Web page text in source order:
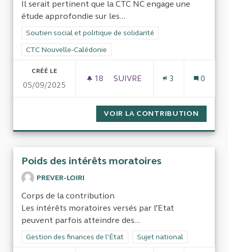
Il serait pertinent que la CTC NC engage une
étude approfondie sur les...
Filtrer les résultats de la catégorie : Soutien social et
Soutien social et politique de solidarité
Filtrer les résultats pour le secteur : CTC Nouvelle-Calédonie
CTC Nouvelle-Calédonie
CRÉÉ LE
05/09/2025
18 18 ABONNÉS
SUIVRE
3 0
VOIR LA CONTRIBUTION
Poids des intérêts moratoires
PREVER-LOIRI
Corps de la contribution
Les intérêts moratoires versés par l’Etat
peuvent parfois atteindre des...
Filtrer les résultats de la catégorie : Gestion des finances de
Gestion des finances de l'État Filtrer les résultats pour le
Sujet national